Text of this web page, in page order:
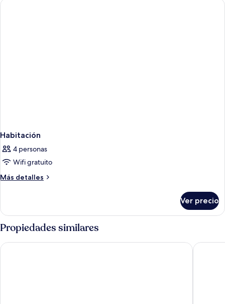
Habitación
4 personas
Wifi gratuito
Más detalles
Más
Ver precio
Propiedades similares
Hotel Prestige Agadir